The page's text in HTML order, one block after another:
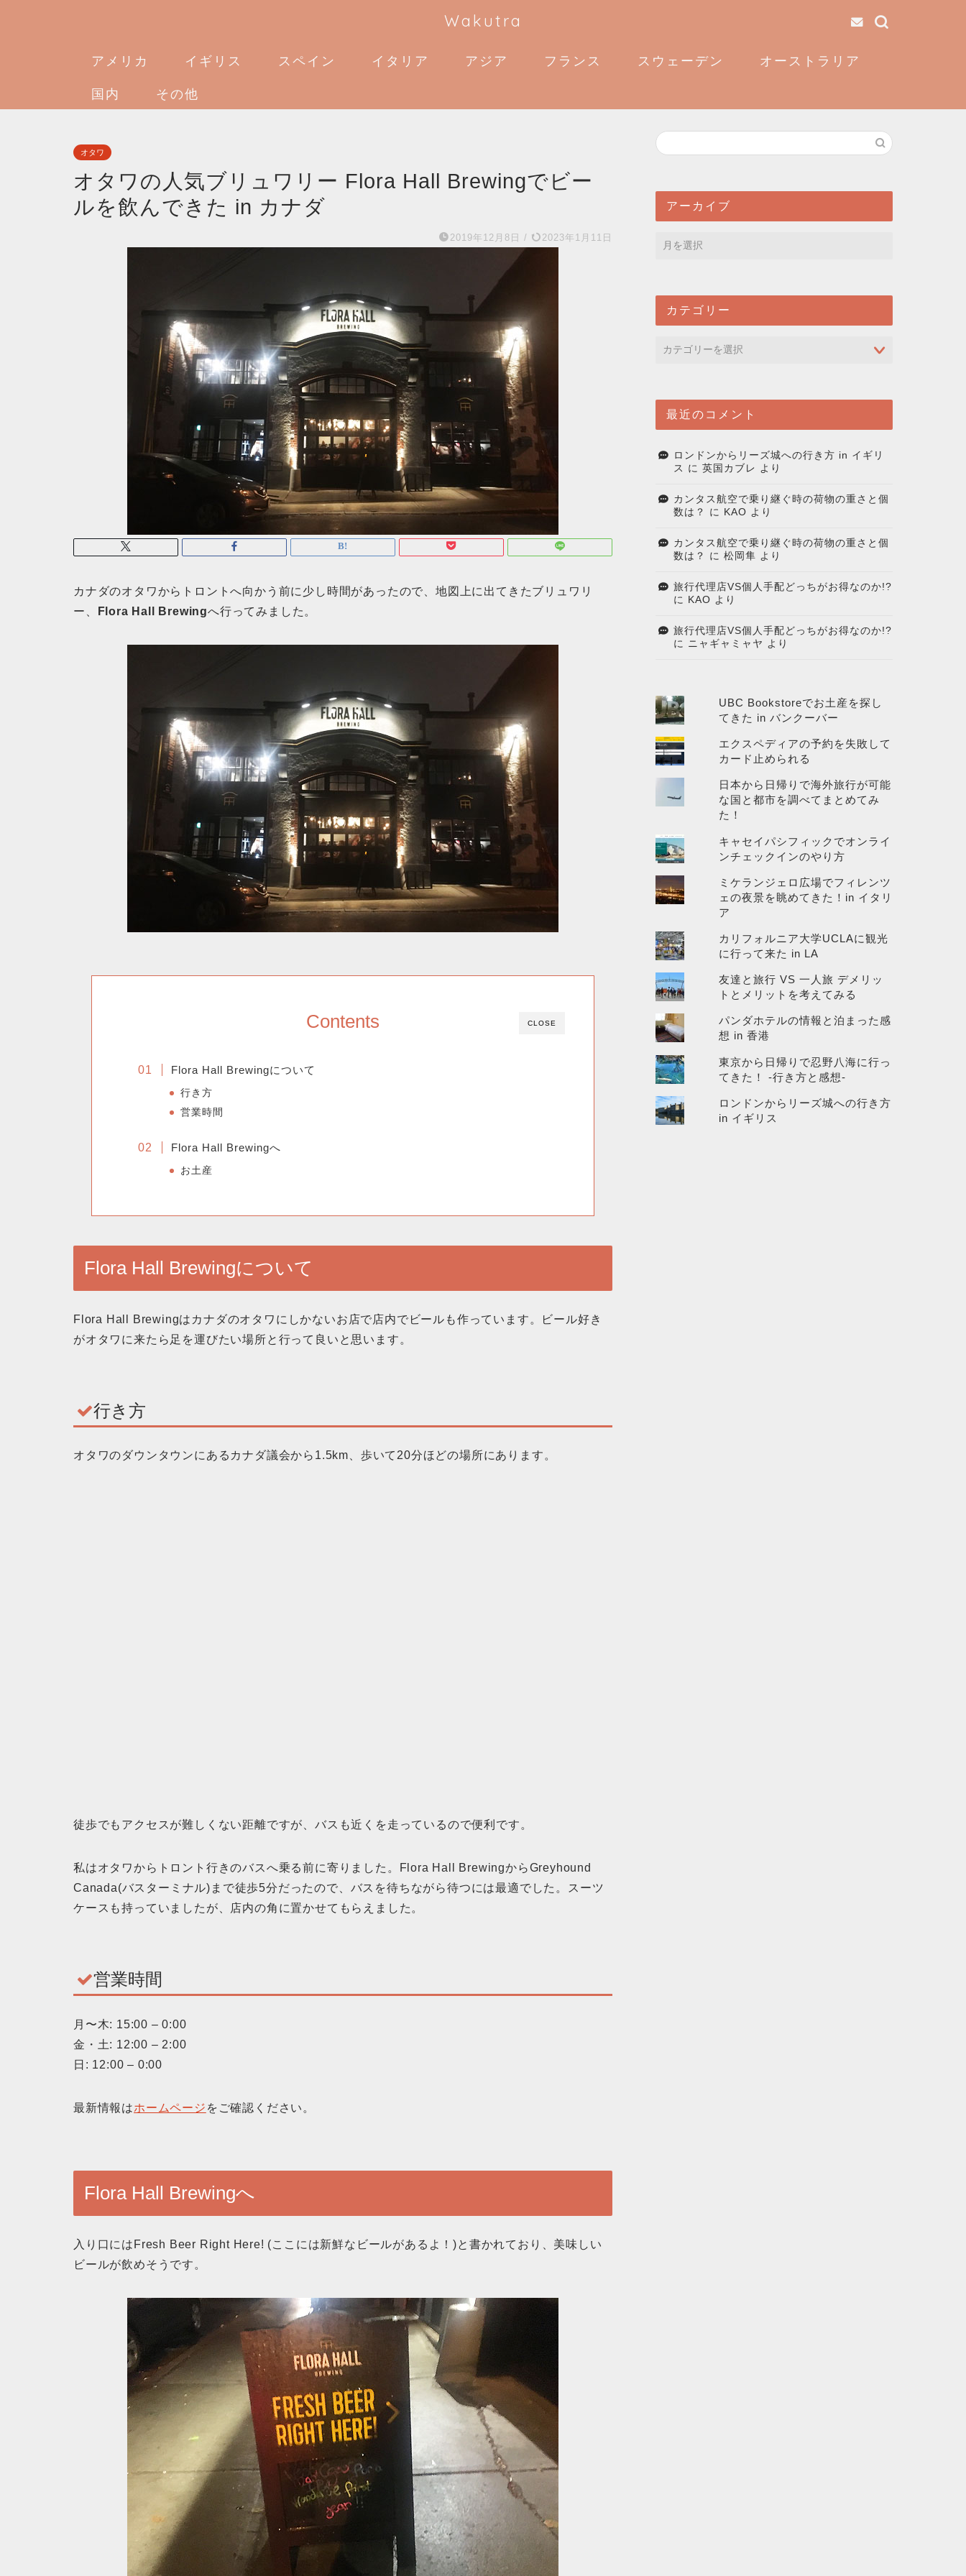
Wakutra
アメリカ イギリス スペイン イタリア アジア フランス スウェーデン
オーストラリア
国内
その他
オタワ
オタワの人気ブリュワリー Flora Hall Brewingでビー
ルを飲んできた in カナダ
2019年12月8日 / 2023年1月11日
カナダのオタワからトロントへ向かう前に少し時間があったので、地図上に出てきたブリュワリ
ー、
Flora Hall Brewingへ行ってみました。
CLOSE
Contents
Flora Hall Brewingについて
行き方
営業時間
Flora Hall Brewingへ
お土産
Flora Hall Brewingについて
Flora Hall Brewingはカナダのオタワにしかないお店で店内でビールも作っています。ビール好き
がオタワに来たら足を運びたい場所と行って良いと思います。
行き方
オタワのダウンタウンにあるカナダ議会から1.5km、歩いて20分ほどの場所にあります。
徒歩でもアクセスが難しくない距離ですが、バスも近くを走っているので便利です。
私はオタワからトロント行きのバスへ乗る前に寄りました。Flora Hall BrewingからGreyhound
Canada(バスターミナル)まで徒歩5分だったので、バスを待ちながら待つには最適でした。スーツ
ケースも持っていましたが、店内の角に置かせてもらえました。
営業時間
月〜木: 15:00 – 0:00
金・土: 12:00 – 2:00
日: 12:00 – 0:00
最新情報はホームページ をご確認ください。
Flora Hall Brewingへ
入り口にはFresh Beer Right Here! (ここには新鮮なビールがあるよ！)と書かれており、美味しい
ビールが飲めそうです。
アーカイブ
カテゴリー
最近のコメント
ロンドンからリーズ城への行き方 in イギリ
ス に 英国カブレ より
カンタス航空で乗り継ぐ時の荷物の重さと個
数は？
に KAO より
カンタス航空で乗り継ぐ時の荷物の重さと個
数は？
に 松岡隼 より
旅行代理店VS個人手配どっちがお得なのか!?
に KAO より
旅行代理店VS個人手配どっちがお得なのか!?
に ニャギャミャヤ より
UBC Bookstoreでお土産を探し
てきた in バンクーバー
エクスペディアの予約を失敗して
カード止められる
日本から日帰りで海外旅行が可能
な国と都市を調べてまとめてみ
た！
キャセイパシフィックでオンライ
ンチェックインのやり方
ミケランジェロ広場でフィレンツ
ェの夜景を眺めてきた！in イタリ
ア
カリフォルニア大学UCLAに観光
に行って来た in LA
友達と旅行 VS 一人旅 デメリッ
トとメリットを考えてみる
パンダホテルの情報と泊まった感
想 in 香港
東京から日帰りで忍野八海に行っ
てきた！ -行き方と感想-
ロンドンからリーズ城への行き方
in イギリス